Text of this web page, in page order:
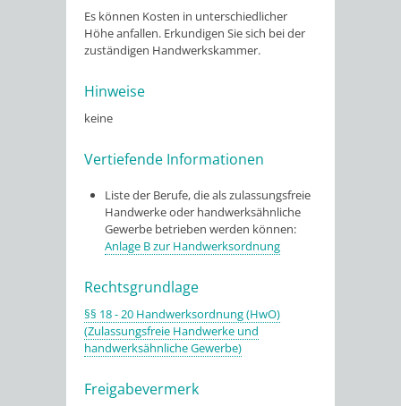
Es können Kosten in unterschiedlicher
Höhe anfallen. Erkundigen Sie sich bei der
zuständigen Handwerkskammer.
Hinweise
keine
Vertiefende Informationen
Liste der Berufe, die als zulassungsfreie
Handwerke oder handwerksähnliche
Gewerbe betrieben werden können:
Anlage B zur Handwerksordnung
Rechtsgrundlage
§§ 18 - 20 Handwerksordnung (HwO)
(Zulassungsfreie Handwerke und
handwerksähnliche Gewerbe)
Freigabevermerk